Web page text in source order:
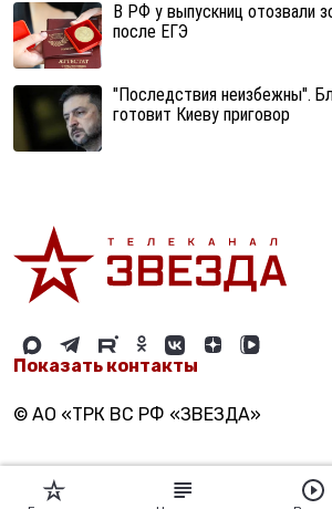
В РФ у выпускниц отозвали
после ЕГЭ
"Последствия неизбежны".
готовит Киеву приговор
Показать контакты
© АО «ТРК ВС РФ «ЗВЕЗДА»